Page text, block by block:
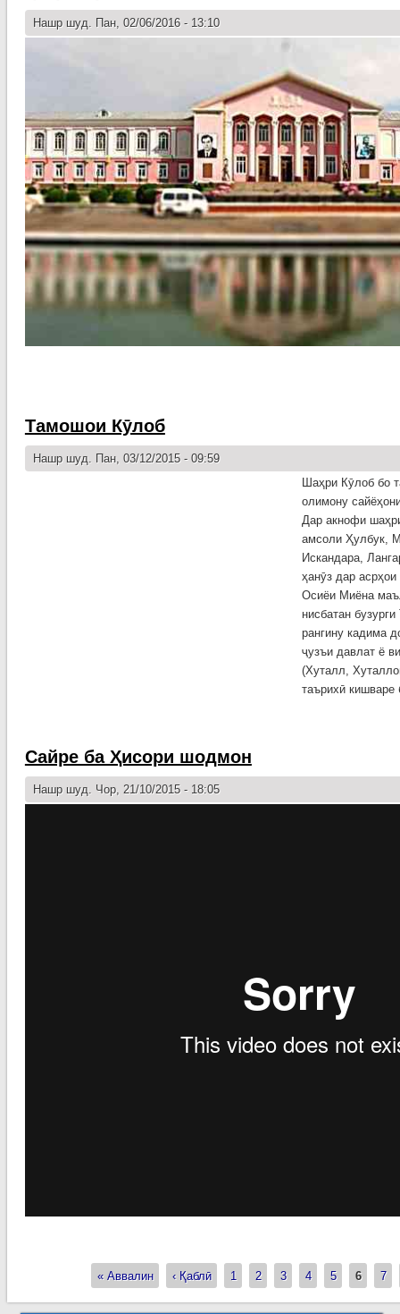
Нашр шуд. Пан, 02/06/2016 - 13:10
Тамошои Кӯлоб
Нашр шуд. Пан, 03/12/2015 - 09:59
Шаҳри Кӯлоб бо
олимону
Дар акнофи
амсоли Ҳулбук,
Искандара,
ҳанӯз дар
Осиёи Миёна
нисбатан
рангину кадима
ҷузъи давлат ё
(Хуталл,
таърихӣ кишваре
Сайре ба Ҳисори шодмон
Нашр шуд. Чор, 21/10/2015 - 18:05
Страницы
« Аввалин ‹ Қаблӣ 1 2 3 4 5 6 7